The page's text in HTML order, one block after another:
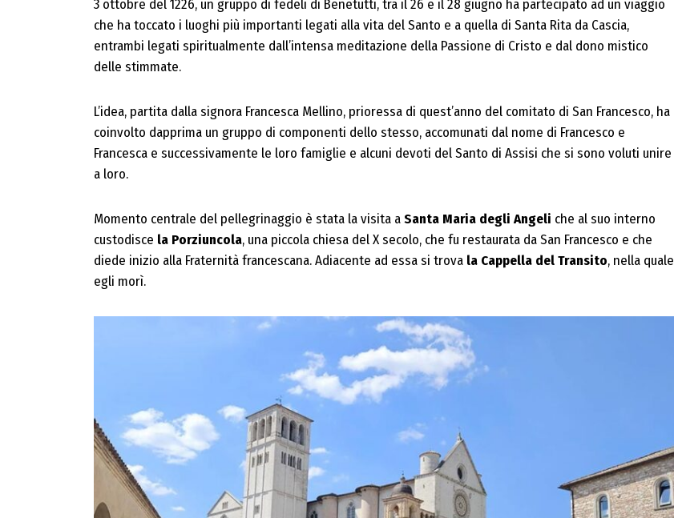
3 ottobre del 1226, un gruppo di fedeli di Benetutti, tra il 26 e il 28 giugno ha partecipato ad un viaggio
che ha toccato i luoghi più importanti legati alla vita del Santo e a quella di Santa Rita da Cascia,
entrambi legati spiritualmente dall’intensa meditazione della Passione di Cristo e dal dono mistico
delle stimmate.
L’idea, partita dalla signora Francesca Mellino, prioressa di quest’anno del comitato di San Francesco, ha
coinvolto dapprima un gruppo di componenti dello stesso, accomunati dal nome di Francesco e
Francesca e successivamente le loro famiglie e alcuni devoti del Santo di Assisi che si sono voluti unire
a loro.
Momento centrale del pellegrinaggio è stata la visita aSanta Maria degli Angeli che al suo interno
custodisce la Porziuncola, una piccola chiesa del X secolo, che fu restaurata da San Francesco e che
diede inizio alla Fraternità francescana. Adiacente ad essa si trova la Cappella del Transito, nella quale
egli morì.